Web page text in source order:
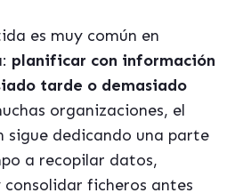
es muy común en
planificar con información
tarde o demasiado
organizaciones, el
sigue dedicando una parte
a recopilar datos,
ficheros antes